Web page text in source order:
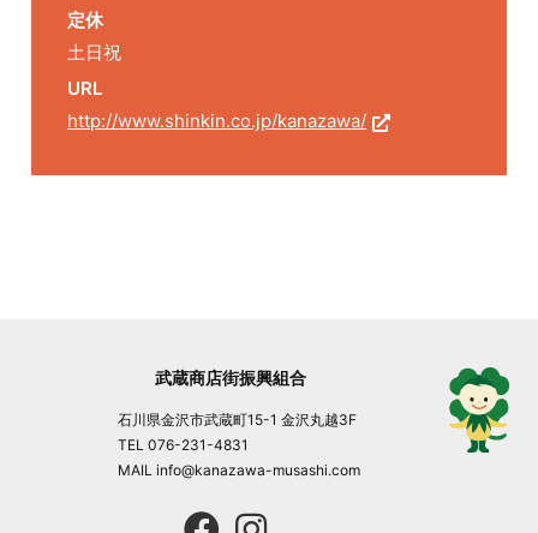
定休
土日祝
URL
http://www.shinkin.co.jp/kanazawa/
武蔵商店街振興組合
石川県金沢市武蔵町15-1 金沢丸越3F
TEL 076-231-4831
MAIL info@kanazawa-musashi.com